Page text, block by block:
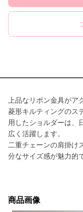
上品なリボン金具がア
菱形キルティングのス
用したショルダーは、
広く活躍します。
二重チェーンの肩掛け
分なサイズ感が魅力的
商品画像